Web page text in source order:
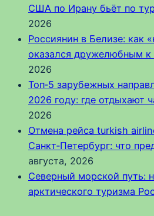
США по Ирану бьёт по
2026
Россиянин в Белизе: как
оказался дружелюбным к
2026
Топ‑5 зарубежных
2026 году: где отдыхают
2026
Отмена рейса turkish
Санкт‑Петербург: что
августа, 2026
Северный морской путь:
арктического туризма